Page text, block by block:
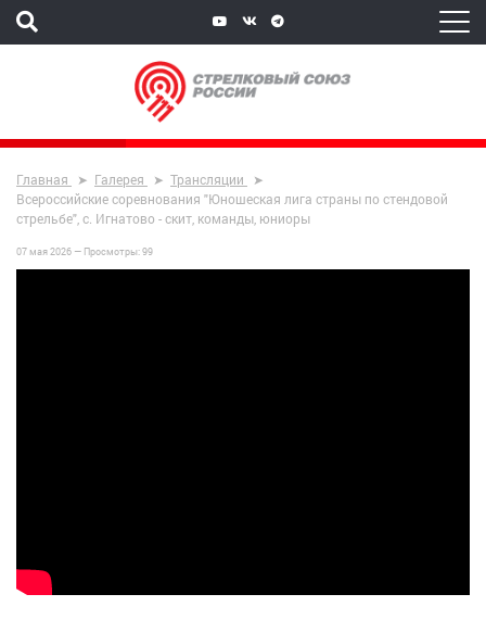
Главная Галерея
Трансляции
Всероссийские соревнования "Юношеская лига страны по стендовой
стрельбе", с. Игнатово - скит, команды, юниоры
07 мая 2026 — Просмотры:99